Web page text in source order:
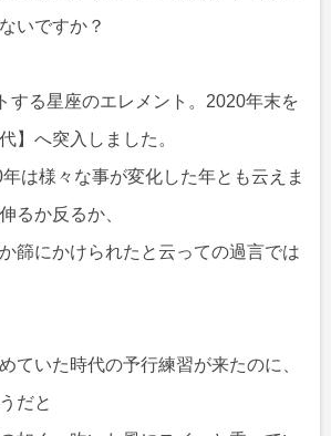
いですか？
する星座のエレメント。2020年末を
】へ突入しました。
は様々な事が変化した年とも云えま
るか反るか、
篩にかけられたと云っての過言では
ていた時代の予行練習が来たのに、
だと